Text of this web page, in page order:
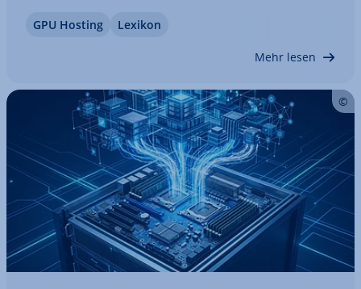
erklären wir die Grund­la­gen, Leis­tungs­merk­ma­le,
GPU Hosting Lexikon
Mehr lesen